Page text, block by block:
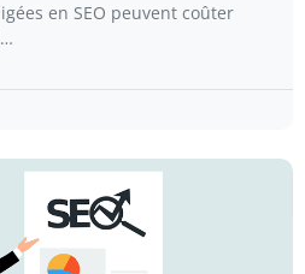
en SEO peuvent coûter